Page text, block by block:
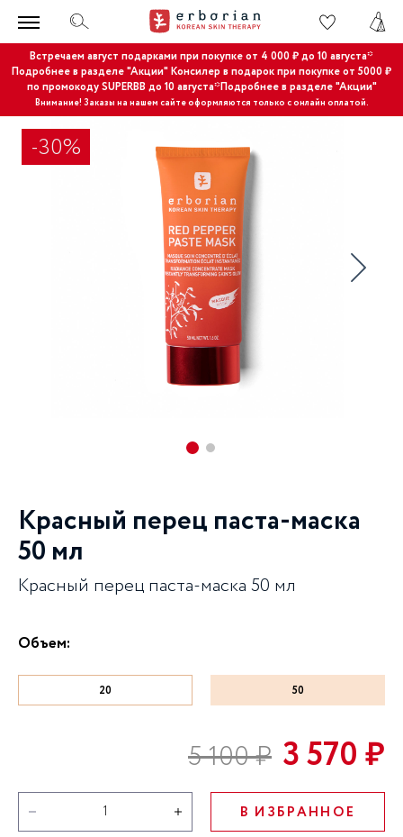
Встречаем август подарками при покупке от 4 000 ₽ до 10 августа*
Подробнее в разделе "Акции"Консилер в подарок при покупке от 5000 ₽
по промокоду SUPERBB до 10 августа*Подробнее в разделе "Акции"
Внимание! Заказы на нашем сайте оформляются только с онлайн оплатой.
-30%
Красный перец паста-маска
50 мл
Красный перец паста-маска 50 мл
Объем:
20 50
5 100 ₽ 3 570 ₽
В ИЗБРАННОЕ